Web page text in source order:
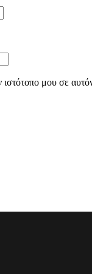
μου σε